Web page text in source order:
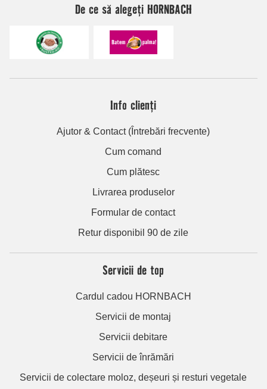
De ce să alegeți HORNBACH
Info clienți
Ajutor & Contact (Întrebări frecvente)
Cum comand
Cum plătesc
Livrarea produselor
Formular de contact
Retur disponibil 90 de zile
Servicii de top
Cardul cadou HORNBACH
Servicii de montaj
Servicii debitare
Servicii de înrămări
Servicii de colectare moloz, deșeuri și resturi vegetale